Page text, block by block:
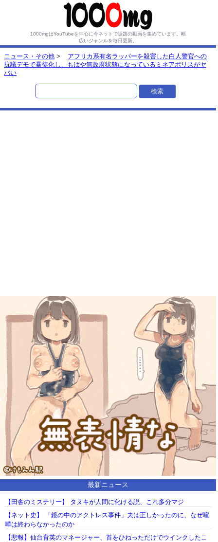
1000mgはYouTubeを中心に今ネットで話題の動画を集めています。 幅
広いジャンルを毎日更新。
ニュース・その他 >
アフリカ系有名ラッパーを殺害した白人警官への
抗議デモで暴徒化し、もはや無政府状態になっているミネアポリスがヤ
バい
最新ニュース
【田舎のミステリー】 タヌキが人間に化ける説、これ多分マジ
【ネット史】 「鏡の中のアクトレス事件」夫は正しかったのに、なぜ喧
嘩は終わらなかったのか
【悲報】仙台育英のマネージャー、首をひねっただけでウインクしたこ